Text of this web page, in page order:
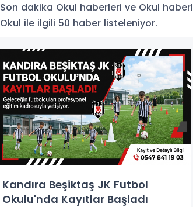
Son dakika Okul haberleri ve Okul
Okul ile ilgili 50 haber listeleniyor.
Kandıra Beşiktaş JK Futbol
Okulu'nda Kayıtlar Başladı